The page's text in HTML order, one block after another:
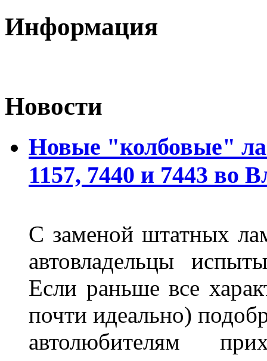
Информация
Новости
Новые "колбовые"
1157, 7440 и 7443 во
С заменой штатных
автовладельцы
Если раньше все
почти идеально)
автолюбителям